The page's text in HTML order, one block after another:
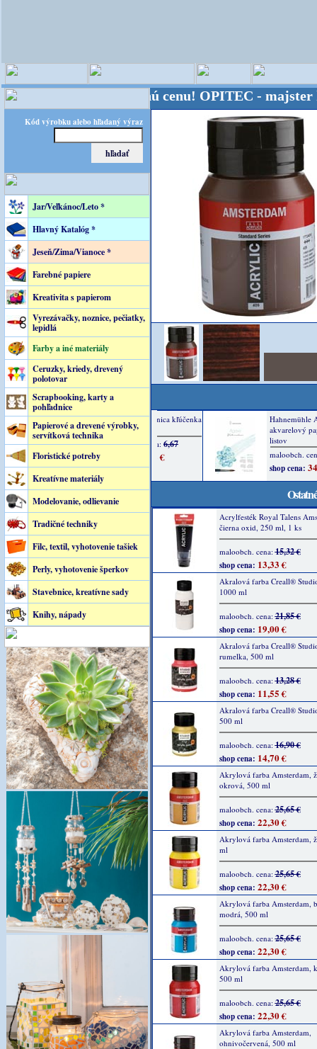
Kód výrobku alebo hľadaný výraz
Jar/Veľkánoc/Leto *
Hlavný Katalóg *
Jeseň/Zima/Vianoce *
Farebné papiere
Kreativita s papierom
Vyrezávačky, noznice, pečiatky,
lepidlá
Farby a iné materiály
Ceruzky, kriedy, drevený
polotovar
Scrapbooking, karty a
pohľadnice
Papierové a drevené výrobky,
servítková technika
Floristické potreby
Kreatívne materiály
Modelovanie, odlievanie
Tradičné techniky
Filc, textil, vyhotovenie tašiek
Perly, vyhotovenie šperkov
Stavebnice, kreatívne sady
Knihy, nápady
za výhodnú cenu! OPITEC - majster
Acrylfesték Royal Talens
čierna oxid, 250 ml, 1 ks
maloobch. cena:15,32 €
shop cena: 13,33 €
Akralová farba Creall®
1000 ml
maloobch. cena:21,85 €
shop cena: 19,00 €
Akralová farba Creall®
rumelka, 500 ml
maloobch. cena:13,28 €
shop cena: 11,55 €
Akralová farba Creall®
500 ml
maloobch. cena:16,90 €
shop cena: 14,70 €
Akrylová farba Amsterdam,
okrová, 500 ml
maloobch. cena:25,65 €
shop cena: 22,30 €
Akrylová farba Amsterdam,
ml
maloobch. cena:25,65 €
shop cena: 22,30 €
Akrylová farba Amsterdam,
modrá, 500 ml
maloobch. cena:25,65 €
shop cena: 22,30 €
Akrylová farba Amsterdam,
500 ml
maloobch. cena:25,65 €
shop cena: 22,30 €
Akrylová farba Amsterdam,
ohnivočervená, 500 ml